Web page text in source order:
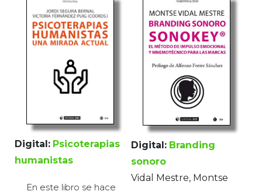
Digital: Psicoterapias
humanistas
En este libro se hace
Digital: Branding
sonoro
Vidal Mestre, Montse